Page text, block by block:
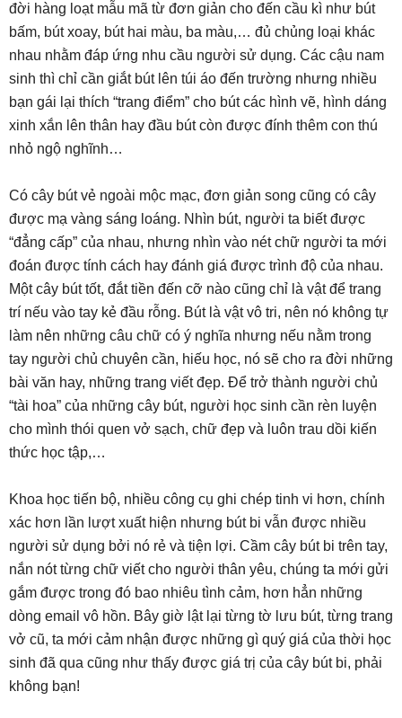
đời hàng loạt mẫu mã từ đơn giản cho đến cầu kì như bút
bấm, bút xoay, bút hai màu, ba màu,… đủ chủng loại khác
nhau nhằm đáp ứng nhu cầu người sử dụng. Các cậu nam
sinh thì chỉ cần giắt bút lên túi áo đến trường nhưng nhiều
bạn gái lại thích “trang điểm” cho bút các hình vẽ, hình dáng
xinh xắn lên thân hay đầu bút còn được đính thêm con thú
nhỏ ngộ nghĩnh…
Có cây bút vẻ ngoài mộc mạc, đơn giản song cũng có cây
được mạ vàng sáng loáng. Nhìn bút, người ta biết được
“đẳng cấp” của nhau, nhưng nhìn vào nét chữ người ta mới
đoán được tính cách hay đánh giá được trình độ của nhau.
Một cây bút tốt, đắt tiền đến cỡ nào cũng chỉ là vật để trang
trí nếu vào tay kẻ đầu rỗng. Bút là vật vô tri, nên nó không tự
làm nên những câu chữ có ý nghĩa nhưng nếu nằm trong
tay người chủ chuyên cần, hiếu học, nó sẽ cho ra đời những
bài văn hay, những trang viết đẹp. Để trở thành người chủ
“tài hoa” của những cây bút, người học sinh cần rèn luyện
cho mình thói quen vở sạch, chữ đẹp và luôn trau dồi kiến
thức học tập,…
Khoa học tiến bộ, nhiều công cụ ghi chép tinh vi hơn, chính
xác hơn lần lượt xuất hiện nhưng bút bi vẫn được nhiều
người sử dụng bởi nó rẻ và tiện lợi. Cầm cây bút bi trên tay,
nắn nót từng chữ viết cho người thân yêu, chúng ta mới gửi
gắm được trong đó bao nhiêu tình cảm, hơn hẳn những
dòng email vô hồn. Bây giờ lật lại từng tờ lưu bút, từng trang
vở cũ, ta mới cảm nhận được những gì quý giá của thời học
sinh đã qua cũng như thấy được giá trị của cây bút bi, phải
không bạn!